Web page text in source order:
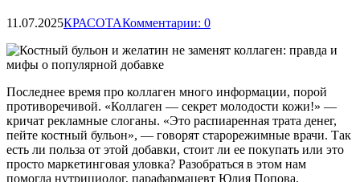
11.07.2025КРАСОТАКомментарии: 0
Последнее время про коллаген много информации, порой
противоречивой. «Коллаген — секрет молодости кожи!» —
кричат рекламные слоганы. «Это распиаренная трата денег,
пейте костный бульон», — говорят старорежимные врачи. Так
есть ли польза от этой добавки, стоит ли ее покупать или это
просто маркетинговая уловка? Разобраться в этом нам
помогла нутрициолог, парафармацевт Юлия Попова.